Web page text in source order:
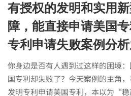
有授权的发明和实用
障，能直接申请美国
专利申请失败案例分析
你身边是否有人遇到过这样的困境
国专利却失败了？今天案例的主角
发明专利申请美国专利，本以为“